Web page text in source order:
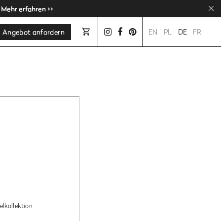
erfahren >>
erfahren >>
Angebot anfordern EN PL DE FR